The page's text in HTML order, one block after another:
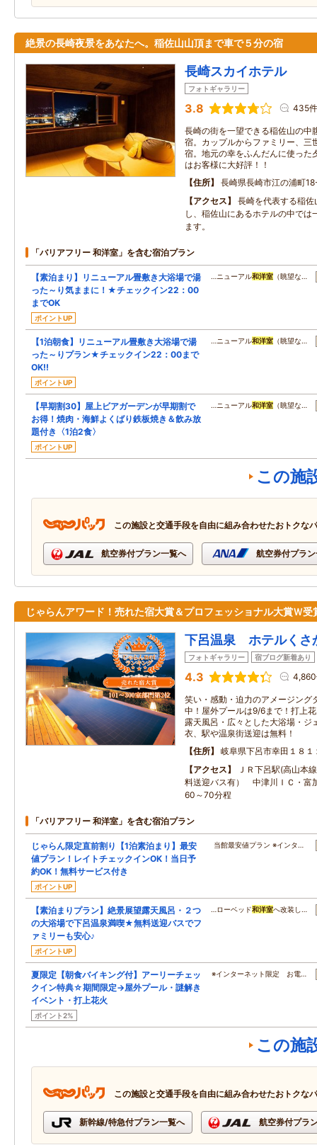
絶景の長崎夜景をあなたへ。稲佐山山頂まで車で５分の宿
長崎スカイホテル
フォトギャラリー
3.8 435件
長崎の街を一望できる稲佐山の中
宿。カップルからファミリー、三
宿。地元の幸をふんだんに使った
はお客様に大好評！！
住所
長崎県長崎市江の浦町
アクセス
長崎を代表する稲
し、稲佐山にあるホテルの中では
ます。
「バリアフリー 和洋室」を含む宿泊プラン
【素泊まり】リニューアル畳敷き大浴場で湯
った～り気ままに！★チェックイン22：00
までOK
ポイントUP
…ニューアル和洋室 （眺望な…
【1泊朝食】リニューアル畳敷き大浴場で湯
った～りプラン★チェックイン22：00まで
OK!!
ポイントUP
…ニューアル和洋室 （眺望な…
【早期割30】屋上ビアガーデンが早期割で
お得！焼肉・海鮮よくばり鉄板焼き＆飲み放
題付き〈1泊2食〉
ポイントUP
…ニューアル和洋室 （眺望な…
この施
この施設と交通手段を自由に組み合わせたおトクな
航空券付プラン一覧へ 航空券付プラ
じゃらんアワード！売れた宿大賞＆プロフェッショナル大賞Ｗ受
下呂温泉 ホテルくさ
フォトギャラリー 宿ブログ新着あり
4.3
笑い・感動・迫力のアメージング
中！屋外プールは9/6まで！打上
露天風呂・広々とした大浴場・ジ
衣、駅や温泉街送迎は無料！
住所
岐阜県下呂市幸田１８１
アクセス
ＪＲ下呂駅(高山本
料送迎バス有） 中津川ＩＣ・富
60～70分程
「バリアフリー 和洋室」を含む宿泊プラン
じゃらん限定直前割り【1泊素泊まり】最安
値プラン！レイトチェックインOK！当日予
約OK！無料サービス付き
ポイントUP
当館最安値プラン ※インタ…
【素泊まりプラン】絶景展望露天風呂・２つ
の大浴場で下呂温泉満喫★無料送迎バスでフ
ァミリーも安心♪
ポイントUP
…ローベッド和洋室へ改装し…
夏限定【朝食バイキング付】アーリーチェッ
クイン特典☆期間限定→屋外プール・謎解き
イベント・打上花火
ポイント2%
※インターネット限定 お電…
この施
この施設と交通手段を自由に組み合わせたおトクな
新幹線/特急付プラン一覧へ 航空券付プラ